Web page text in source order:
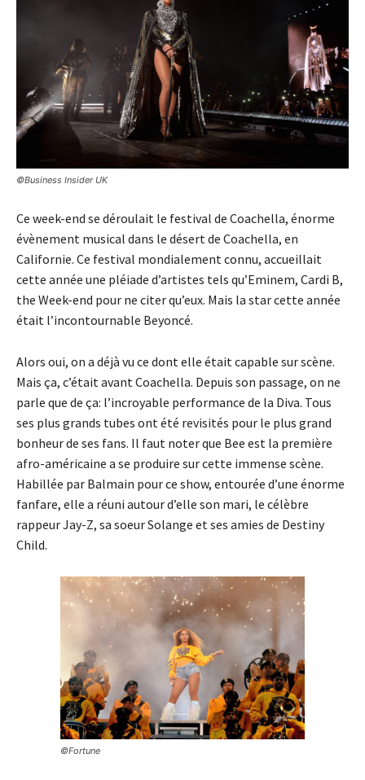
©Business Insider UK
Ce week-end se déroulait le festival de Coachella, énorme
évènement musical dans le désert de Coachella, en
Californie. Ce festival mondialement connu, accueillait
cette année une pléiade d’artistes tels qu’Eminem, Cardi B,
the Week-end pour ne citer qu’eux. Mais la star cette année
était l’incontournable Beyoncé.
Alors oui, on a déjà vu ce dont elle était capable sur scène.
Mais ça, c’était avant Coachella. Depuis son passage, on ne
parle que de ça: l’incroyable performance de la Diva. Tous
ses plus grands tubes ont été revisités pour le plus grand
bonheur de ses fans. Il faut noter que Bee est la première
afro-américaine a se produire sur cette immense scène.
Habillée par Balmain pour ce show, entourée d’une énorme
fanfare, elle a réuni autour d’elle son mari, le célèbre
rappeur Jay-Z, sa soeur Solange et ses amies de Destiny
Child.
©Fortune